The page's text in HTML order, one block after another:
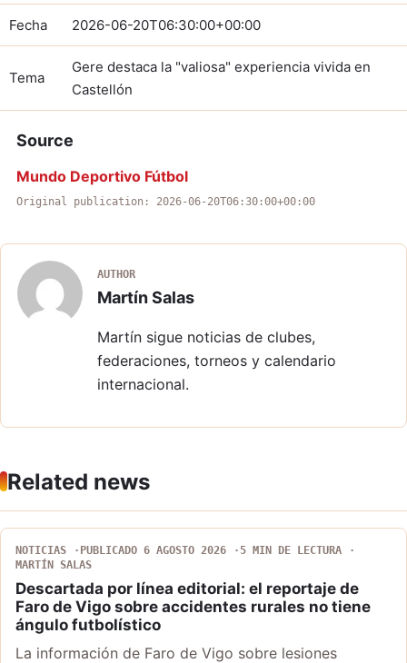
Fecha 2026-06-20T06:30:00+00:00
Tema
Gere destaca la "valiosa" experiencia vivida en
Castellón
Source
Mundo Deportivo Fútbol
Original publication: 2026-06-20T06:30:00+00:00
AUTHOR
Martín Salas
Martín sigue noticias de clubes,
federaciones, torneos y calendario
internacional.
Related news
NOTICIAS PUBLICADO 6 AGOSTO 2026
5 MIN DE LECTURA
MARTÍN SALAS
Descartada por línea editorial: el reportaje de
Faro de Vigo sobre accidentes rurales no tiene
ángulo futbolístico
La información de Faro de Vigo sobre lesiones